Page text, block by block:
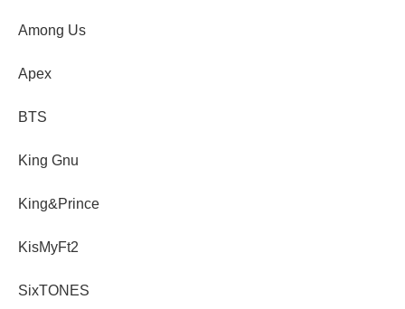
Among Us
Apex
BTS
King Gnu
King&Prince
KisMyFt2
SixTONES